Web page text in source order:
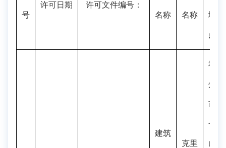
号
许可日期 许可文件编号：
名称 名称 地
点
建筑
克里
福
州
市
仓
山